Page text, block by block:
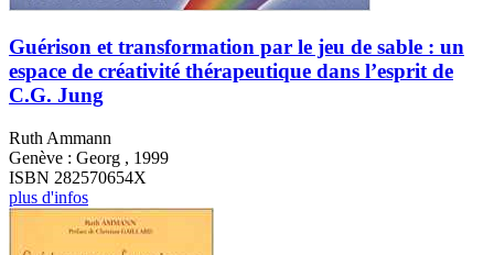
Guérison et transformation par le jeu de sable : un
espace de créativité thérapeutique dans l’esprit de
C.G. Jung
Ruth Ammann
Genève : Georg , 1999
ISBN 282570654X
plus d'infos